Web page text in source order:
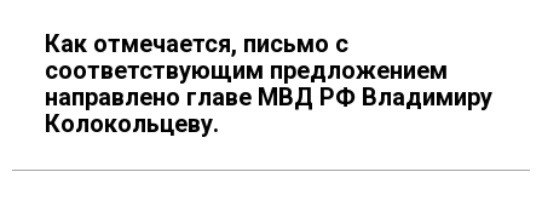
Как отмечается, письмо с
соответствующим предложением
направлено главе МВД РФ Владимиру
Колокольцеву.